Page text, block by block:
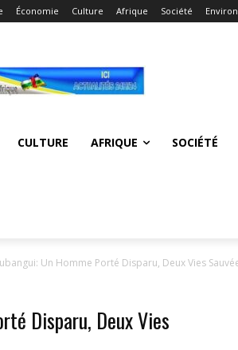
Économie Culture Afrique Société
CULTURE AFRIQUE SOCIÉTÉ
Un Homme Porté Disparu, Deux Vies
Disparu, Deux Vies